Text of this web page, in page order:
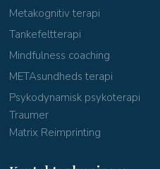
Metakognitiv terapi
Tankefeltterapi
Mindfulness coaching
METAsundheds terapi
Psykodynamisk psykoterapi
Traumer
Matrix Reimprinting